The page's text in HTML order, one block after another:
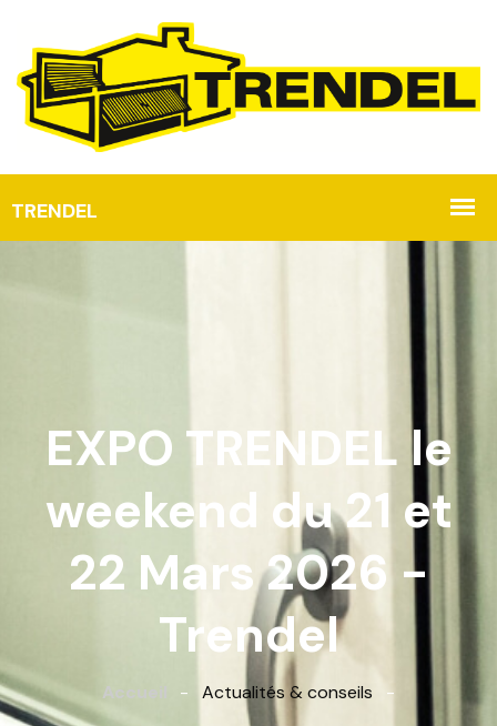
EXPO TRENDEL le
weekend du 21 et
22 Mars 2026 -
Trendel
Accueil - Actualités & conseils
-